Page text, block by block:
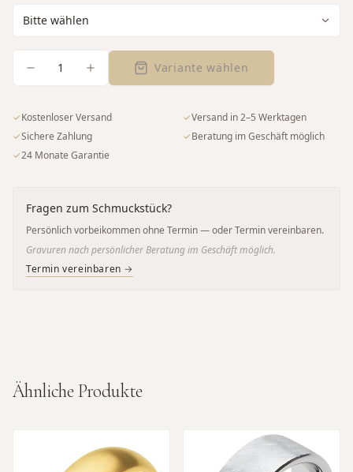
1 Variante wählen
✓Kostenloser Versand ✓Versand in 2–5 Werktagen
✓Sichere Zahlung ✓Beratung im Geschäft möglich
✓24 Monate Garantie
Fragen zum Schmuckstück?
Persönlich vorbeikommen ohne Termin — oder Termin vereinbaren.
Gravuren nach persönlicher Beratung im Geschäft möglich.
Termin vereinbaren →
Ähnliche Produkte